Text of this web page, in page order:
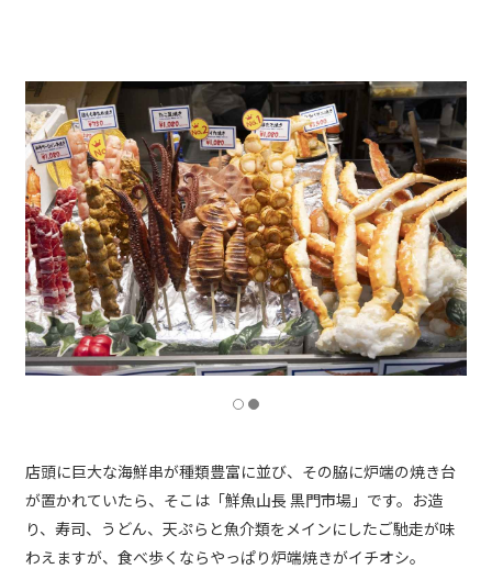
店頭に巨大な海鮮串が種類豊富に並び、その脇に炉端の焼き台
が置かれていたら、そこは「鮮魚山長 黒門市場」です。お造
り、寿司、うどん、天ぷらと魚介類をメインにしたご馳走が味
わえますが、食べ歩くならやっぱり炉端焼きがイチオシ。